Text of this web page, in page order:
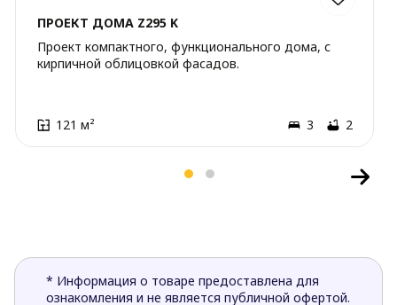
ПРОЕКТ ДОМА Z295 K
Проект компактного, функционального дома, с
кирпичной облицовкой фасадов.
121 м² 3 2
* Информация о товаре предоставлена для
ознакомления и не является публичной офертой.